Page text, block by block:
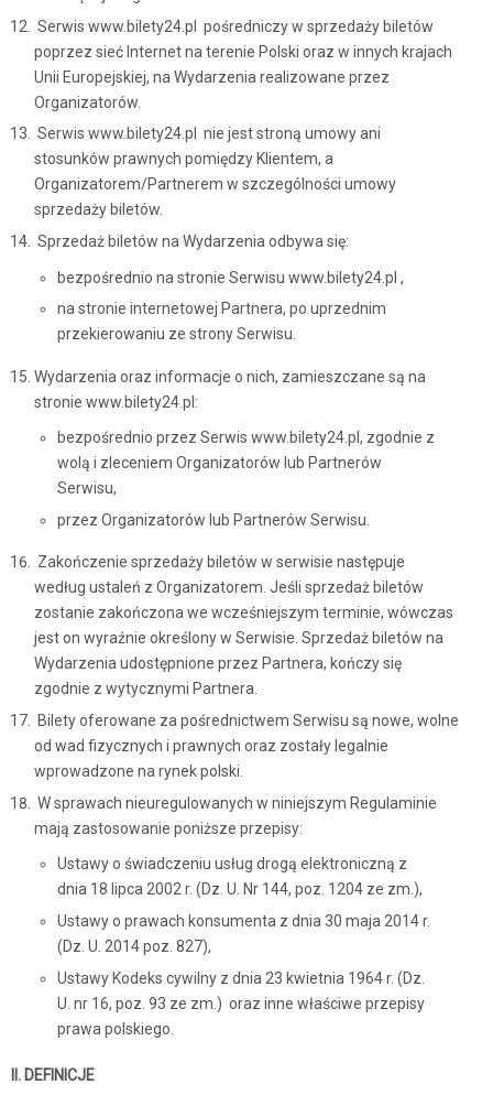
Serwis www.bilety24.pl pośredniczy w sprzedaży biletów
poprzez sieć Internet na terenie Polski oraz w innych krajach
Unii Europejskiej, na Wydarzenia realizowane przez
Organizatorów.
Serwis www.bilety24.pl nie jest stroną umowy ani
stosunków prawnych pomiędzy Klientem, a
Organizatorem/Partnerem w szczególności umowy
sprzedaży biletów.
Sprzedaż biletów na Wydarzenia odbywa się:
bezpośrednio na stronie Serwisu www.bilety24.pl ,
na stronie internetowej Partnera, po uprzednim
przekierowaniu ze strony Serwisu.
Wydarzenia oraz informacje o nich, zamieszczane są na
stronie www.bilety24.pl:
bezpośrednio przez Serwis www.bilety24.pl, zgodnie z
wolą i zleceniem Organizatorów lub Partnerów
Serwisu,
przez Organizatorów lub Partnerów Serwisu.
Zakończenie sprzedaży biletów w serwisie następuje
według ustaleń z Organizatorem. Jeśli sprzedaż biletów
zostanie zakończona we wcześniejszym terminie, wówczas
jest on wyraźnie określony w Serwisie. Sprzedaż biletów na
Wydarzenia udostępnione przez Partnera, kończy się
zgodnie z wytycznymi Partnera.
Bilety oferowane za pośrednictwem Serwisu są nowe, wolne
od wad fizycznych i prawnych oraz zostały legalnie
wprowadzone na rynek polski.
W sprawach nieuregulowanych w niniejszym Regulaminie
mają zastosowanie poniższe przepisy:
Ustawy o świadczeniu usług drogą elektroniczną z
dnia 18 lipca 2002 r. (Dz. U. Nr 144, poz. 1204 ze zm.),
Ustawy o prawach konsumenta z dnia 30 maja 2014 r.
(Dz. U. 2014 poz. 827),
Ustawy Kodeks cywilny z dnia 23 kwietnia 1964 r. (Dz.
U. nr 16, poz. 93 ze zm.) oraz inne właściwe przepisy
prawa polskiego.
II. DEFINICJE